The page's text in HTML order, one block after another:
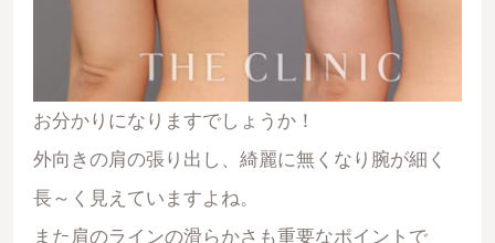
お分かりになりますでしょうか！
外向きの肩の張り出し、綺麗に無くなり腕が細く
長～く見えていますよね。
また肩のラインの滑らかさも重要なポイントで